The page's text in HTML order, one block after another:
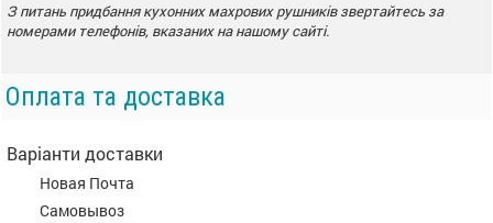
З питань придбання кухонних махрових рушників звертайтесь за
номерами телефонів, вказаних на нашому сайті.
Оплата та доставка
Варіанти доставки
Новая Почта
Самовывоз